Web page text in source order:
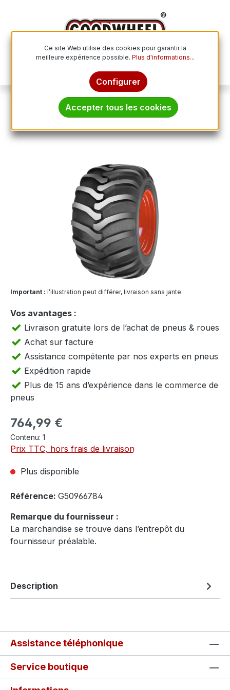
Pneus spéciaux
MITAS 600/40 - 22.5 TL 169A8 TI-12
Ignorer la galerie d'images
Important : l’illustration peut différer, livraison sans jante.
Vos avantages :
Livraison gratuite lors de l’achat de pneus & roues
Achat sur facture
Assistance compétente par nos experts en pneus
Expédition rapide
Plus de 15 ans d’expérience dans le commerce de
pneus
Prix régulier :
764,99 €
Contenu: 1
Prix TTC, hors frais de livraison
Plus disponible
Référence: G50966784
Remarque du fournisseur :
La marchandise se trouve dans l’entrepôt du
fournisseur préalable.
Description
Assistance téléphonique
Service boutique
Ce site Web utilise des cookies pour garantir la
meilleure expérience possible. Plus d'informations...
Configurer
Accepter tous les cookies